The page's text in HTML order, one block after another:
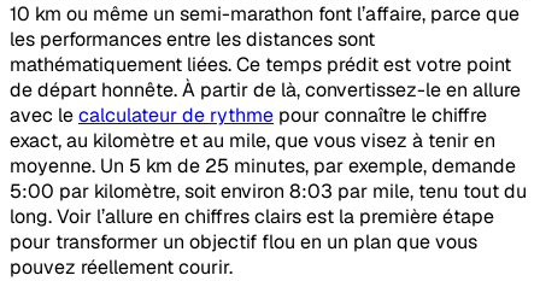
10 km ou même un semi-marathon font l’affaire, parce que
les performances entre les distances sont
mathématiquement liées. Ce temps prédit est votre point
de départ honnête. À partir de là, convertissez-le en allure
avec lecalculateur de rythme pour connaître le chiffre
exact, au kilomètre et au mile, que vous visez à tenir en
moyenne. Un 5 km de 25 minutes, par exemple, demande
5:00 par kilomètre, soit environ 8:03 par mile, tenu tout du
long. Voir l’allure en chiffres clairs est la première étape
pour transformer un objectif flou en un plan que vous
pouvez réellement courir.